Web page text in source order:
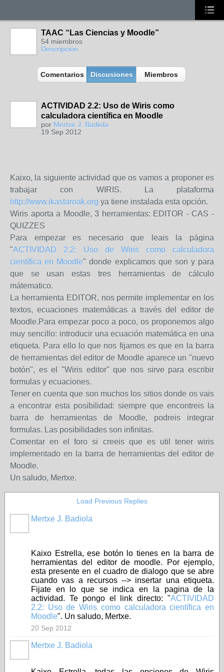
TAAC “Las Ciencias y Moodle”
54 miembros
Descripción
Comentarios Discusiones Miembros
ACTIVIDAD 2.2: Uso de Wiris como
calculadora científica en Moodle
por Mertxe J. Badiola
19 Sep 2012
Kaixo, la siguiente actividad que os vamos a proponer es
trabajar con WIRIS. La plataforma
http://www.ikastaroak.org ya tiene instalada esta opción.
Wiris aporta a Moodle, 3 herramientas: EDITOR - CAS -
QUIZZES
Para empezar es necesario que leais la página
"ACTIVIDAD 2.2: Uso de Wiris como calculadora
científica en Moodle" donde explicamos que son y para
que se usan estas tres herramientas de cálculo
mátematico.
La herramienta EDITOR, nos permite implementar en los
textos, ecuaciones matemáticas a través del editor de
Moodle.Para empezar poco a poco, os proponemos algo
muy sencillo: introducir una ecuación matemática en una
etiqueta. Para ello lo que nos fijamos es que en la barra
de herramientas del editor de Moodle aparece un "nuevo
botón", es el "Wiris editor" que nos sirve para escribir
formulas y ecuaciones.
Tener en cuenta que son muchos los sitios donde os vais
a encontrar esta posibilidad: siempre que encontreis la
barra de herramientas de Moodle, podreis integrar
formulas. Las posibilidades son infinitas.
Comentar en el foro si creeis que es util tener wiris
implementado en la barra de herramientas del editor de
Moodle.
Un saludo, Mertxe.
Load Previous Replies
Mertxe J. Badiola
Kaixo Estrella, ese botón lo tienes en la barra de
herramientas del editor de moodle. Por ejemplo,
esta presente en el cuadro de dialogo que se abre
cuando vas a recursos --> insertar una etiqueta.
Fijate en lo que se indica en la pagina de la
actividad. Te pongo el link directo: "ACTIVIDAD
2.2: Uso de Wiris como calculadora científica en
Moodle". Un saludo, Mertxe.
20 Sep 2012
Mertxe J. Badiola